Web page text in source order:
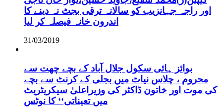
اور راجہ جہانزیب کو سالانہ ترقی بجٹ نہ دینے کا
اندرون خانہ فیصلہ کر لیا
31/03/2019
بوائز ہائی سکول جلال آباد کے بچے چھت سے
محروم ، چلاس نیاٹ میں بجلی کے کرنٹ سے بچے
کی موت اور خاتون ڈاکٹر کی وزیراعلیٰ سیکریٹریٹ
میں تعیناتی‘‘ کا نوٹس